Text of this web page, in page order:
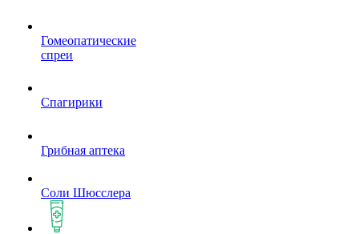
Гомеопатические
спреи
Спагирики
Грибная аптека
Соли Шюсслера